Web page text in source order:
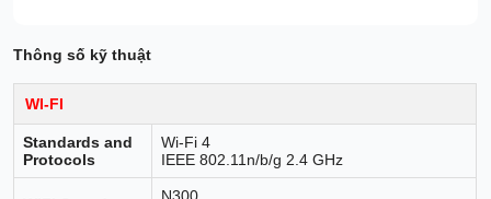
Thông số kỹ thuật
WI-FI
Standards and
Protocols
Wi-Fi 4
IEEE 802.11n/b/g 2.4 GHz